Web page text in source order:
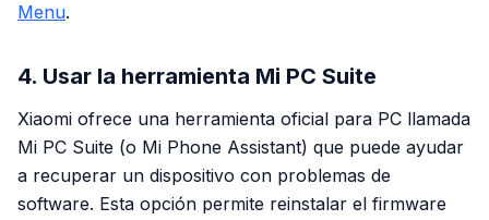
Menu.
4. Usar la herramienta Mi PC Suite
Xiaomi ofrece una herramienta oficial para PC llamada
Mi PC Suite (o Mi Phone Assistant) que puede ayudar
a recuperar un dispositivo con problemas de
software. Esta opción permite reinstalar el firmware